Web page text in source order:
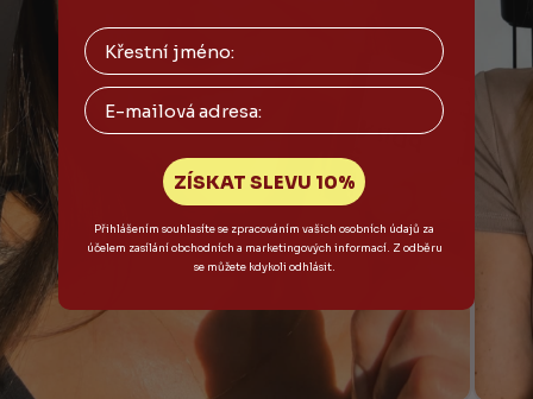
Email
ZÍSKAT SLEVU 10%
Přihlášením souhlasíte se zpracováním vašich osobních údajů za
účelem zasílání obchodních a marketingových informací. Z odběru
se můžete kdykoli odhlásit.